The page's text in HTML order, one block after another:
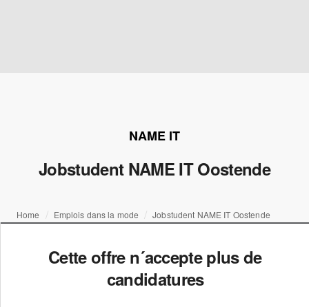
NAME IT
Jobstudent NAME IT Oostende
Home Emplois dans la mode Jobstudent NAME IT Oostende
Cette offre n´accepte plus de
candidatures